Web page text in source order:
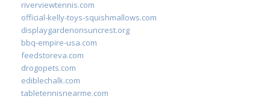
riverviewtennis.com
official-kelly-toys-squishmallows.com
displaygardenonsuncrest.org
bbq-empire-usa.com
feedstoreva.com
drogopets.com
ediblechalk.com
tabletennisnearme.com